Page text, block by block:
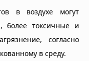
в воздухе могут
более токсичные и
согласно
в среду.